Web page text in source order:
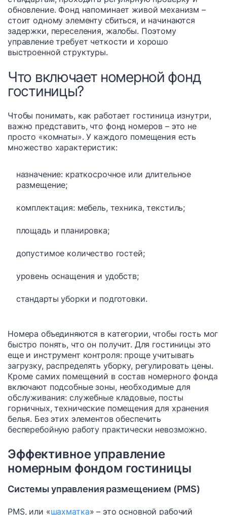
обновление. Фонд напоминает живой механизм –
стоит одному элементу сбиться, и начинаются
задержки, переселения, жалобы. Поэтому
управление требует четкости и хорошо
выстроенной структуры.
Что включает номерной фонд
гостиницы?
Чтобы понимать, как работает гостиница изнутри,
важно представить, что фонд номеров – это не
просто «комнаты». У каждого помещения есть
множество характеристик:
назначение: краткосрочное или длительное
размещение;
комплектация: мебель, техника, текстиль;
площадь и планировка;
допустимое количество гостей;
уровень оснащения и удобств;
стандарты уборки и подготовки.
Номера объединяются в категории, чтобы гость мог
быстро понять, что он получит. Для гостиницы это
еще и инструмент контроля: проще учитывать
загрузку, распределять уборку, регулировать цены.
Кроме самих помещений в состав номерного фонда
включают подсобные зоны, необходимые для
обслуживания: служебные кладовые, посты
горничных, технические помещения для хранения
белья. Без этих элементов обеспечить
бесперебойную работу практически невозможно.
Эффективное управление
номерным фондом гостиницы
Системы управления размещением (PMS)
PMS, или «шахматка» – это основной рабочий